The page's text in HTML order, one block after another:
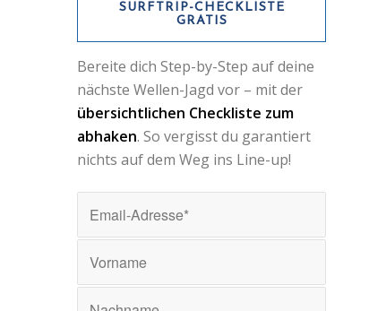
SURFTRIP-CHECKLISTE
GRATIS
Bereite dich Step-by-Step auf deine
nächste Wellen-Jagd vor – mit der
übersichtlichen Checkliste zum
abhaken. So vergisst du garantiert
nichts auf dem Weg ins Line-up!